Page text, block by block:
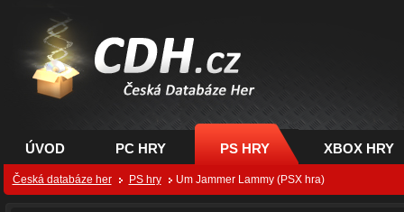
CDH.cz - hry na PC,
PS, XBOX - Česká
databáze her
ÚVOD PC HRY PS HRY XBOX HRY
Česká databáze her PS hry Um Jammer Lammy (PSX hra)